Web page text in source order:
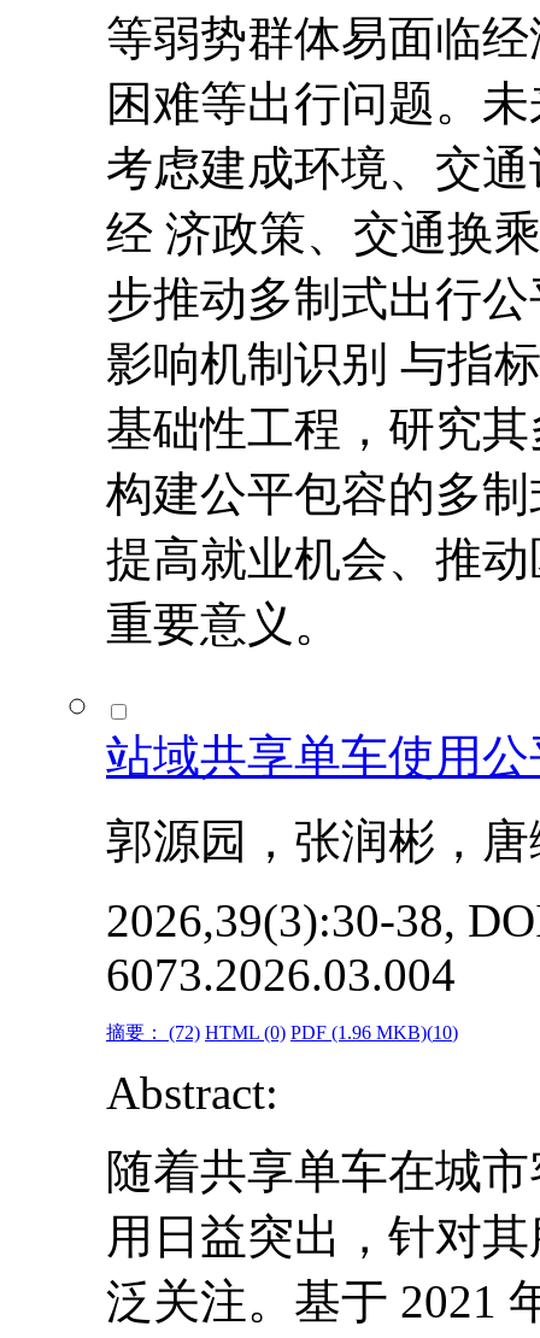
等弱势群体易面临
困难等出行问题。
考虑建成环境、交
经 济政策、交通换
步推动多制式出行
影响机制识别 与指
基础性工程，研究
构建公平包容的多
提高就业机会、推
重要意义。
站域共享单车使用
郭源园，张润彬，
2026,39(3):30-38,
6073.2026.03.004
摘要： (72) HTML (0) PDF (1.96 MKB)(10)
Abstract:
随着共享单车在城
用日益突出，针对
泛关注。基于 2021